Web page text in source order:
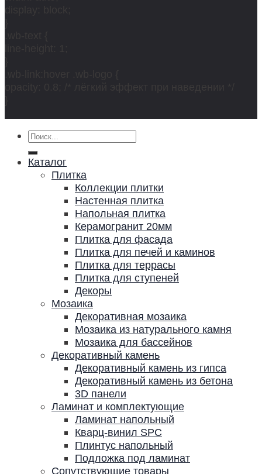
Искать:
Каталог
Плитка
Коллекции плитки
Настенная плитка
Напольная плитка
Керамогранит 20мм
Плитка для фасада
Плитка для печей и каминов
Плитка для террасы
Плитка для ступеней
Декоры
Мозаика
Декоративная мозаика
Мозаика из натурального камня
Мозаика для бассейнов
Декоративный камень
Декоративный камень из гипса
Декоративный камень из бетона
3D панели
Ламинат и комплектующие
Ламинат напольный
Кварц-винил SPC
Плинтус напольный
Подложка под ламинат
Сопутствующие товары